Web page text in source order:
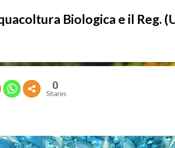
Biologica e il Reg.
0
Shares